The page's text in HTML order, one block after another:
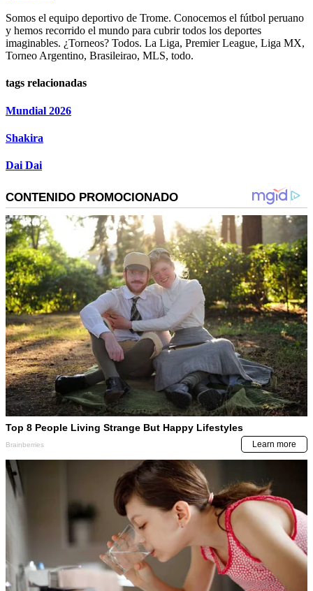
Somos el equipo deportivo de Trome. Conocemos el fútbol peruano
y hemos recorrido el mundo para cubrir todos los deportes
imaginables. ¿Torneos? Todos. La Liga, Premier League, Liga MX,
Torneo Argentino, Brasileirao, MLS, todo.
tags relacionadas
Mundial 2026
Shakira
Dai Dai